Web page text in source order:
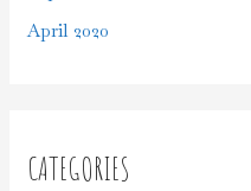
April 2020
CATEGORIES